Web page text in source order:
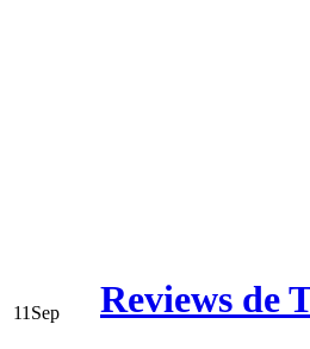
11 Sep Reviews de